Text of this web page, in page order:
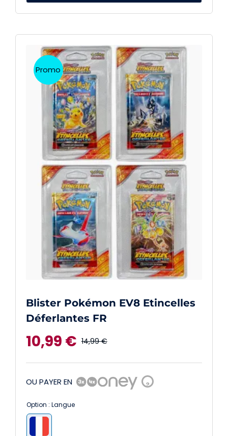
Promo
Blister Pokémon EV8 Etincelles
Déferlantes FR
14,99€
prix
initial
10,99 €
prix
actuel
OU PAYER EN ?
Option : Langue